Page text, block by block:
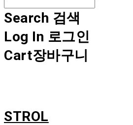
Search 검색
Log In 로그인
Cart장바구니
STROL